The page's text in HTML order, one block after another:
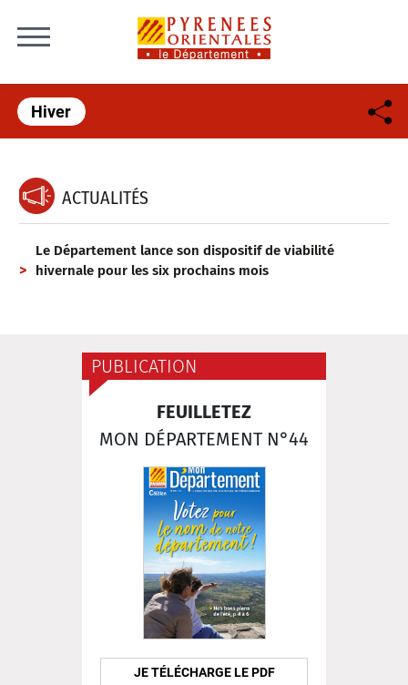
Hiver
ACTUALITÉS
Le Département lance son dispositif de viabilité
hivernale pour les six prochains mois
PUBLICATION
FEUILLETEZ
MON DÉPARTEMENT N°44
JE TÉLÉCHARGE LE PDF